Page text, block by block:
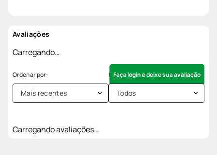
Avaliações
Carregando…
Faça login e deixe sua avaliação
Mais recentes Todos
Carregando avaliações…